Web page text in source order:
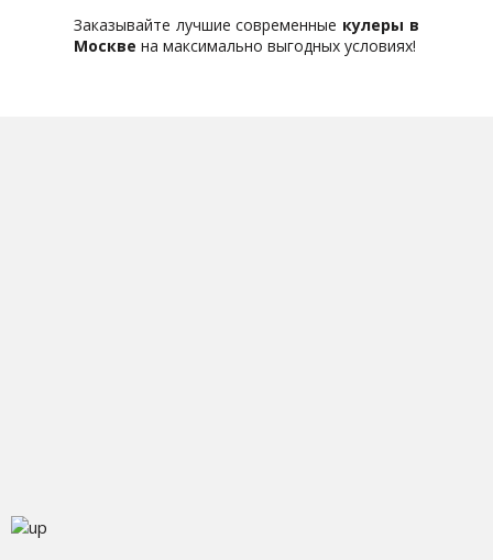
Заказывайте лучшие современные кулеры в
Москве на максимально выгодных условиях!